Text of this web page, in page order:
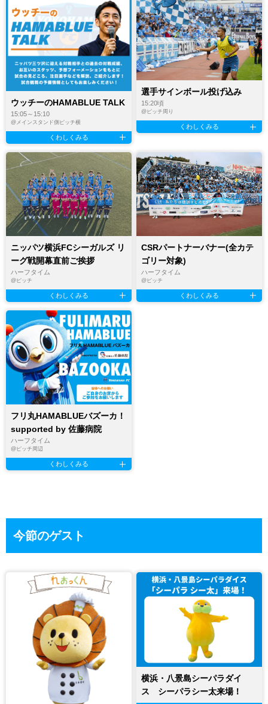
ウッチーのHAMABLUE TALK
15:05～15:10
@ メインスタンド側ピッチ横
くわしくみる
選手サインボール投げ込み
15:20頃
@ピッチ周り
くわしくみる
ニッパツ横浜FCシーガルズ リ
ーグ戦開幕直前ご挨拶
ハーフタイム
@ピッチ
くわしくみる
CSRパートナーバナー(全カテ
ゴリー対象)
ハーフタイム
@ピッチ
くわしくみる
フリ丸HAMABLUEバズーカ！
supported by 佐藤病院
ハーフタイム
@ピッチ周辺
くわしくみる
今節のゲスト
横浜・八景島シーパラダイ
ス シーパラシー太来場！